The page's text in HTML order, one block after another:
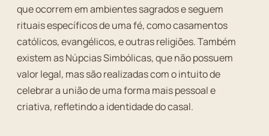
que ocorrem em ambientes sagrados e seguem
rituais específicos de uma fé, como casamentos
católicos, evangélicos, e outras religiões. Também
existem as Núpcias Simbólicas, que não possuem
valor legal, mas são realizadas com o intuito de
celebrar a união de uma forma mais pessoal e
criativa, refletindo a identidade do casal.